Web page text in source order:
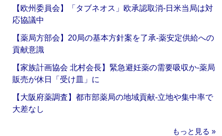
【欧州委員会】「タブネオス」欧承認取消‐日米当局は対
応協議中
【薬局方部会】20局の基本方針案を了承‐薬安定供給への
貢献意識
【家族計画協会 北村会長】緊急避妊薬の需要吸収か‐薬局
販売が休日「受け皿」に
【大阪府薬調査】都市部薬局の地域貢献‐立地や集中率で
大差なし
もっと見る »